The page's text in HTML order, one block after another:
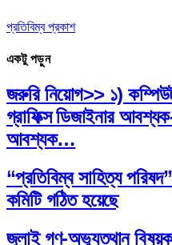
প্রতিবিম্ব প্রকাশ
একটু পড়ুন
জরুরি নিয়োগ>> ১)
গ্রাফিক্স ডিজাইনার
আবশ্যক…
“প্রতিবিম্ব সাহিত্য
কমিটি গঠিত হয়েছে
জুলাই গণ-অভ্যুত্থান বিষয়ক